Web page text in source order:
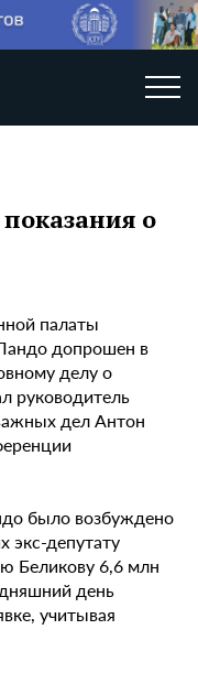
о
палаты
допрошен в
делу о
руководитель
дел Антон
было возбуждено
депутату
Беликову 6,6 млн
день
учитывая